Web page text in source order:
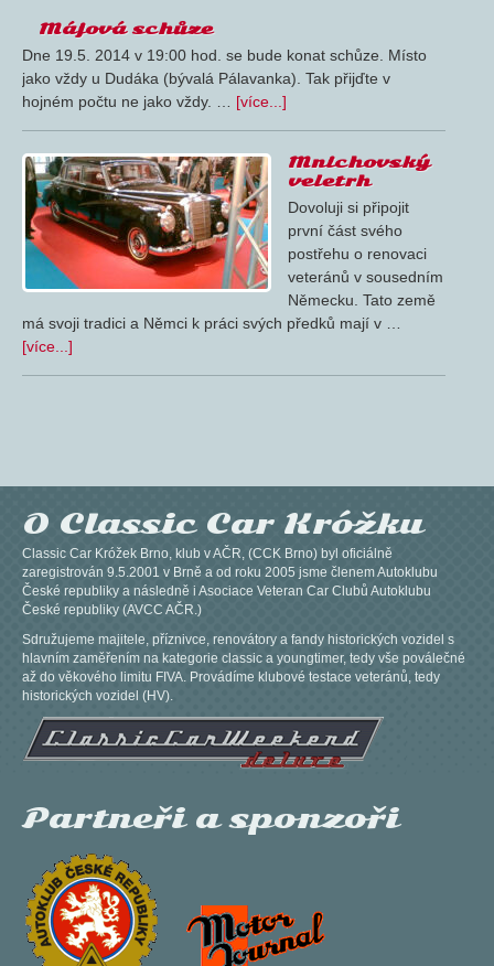
Májová schůze
Dne 19.5. 2014 v 19:00 hod. se bude konat schůze. Místo
jako vždy u Dudáka (bývalá Pálavanka). Tak přijďte v
hojném počtu ne jako vždy. … [více...]
Mnichovský
veletrh
Dovoluji si připojit
první část svého
postřehu o renovaci
veteránů v sousedním
Německu. Tato země
má svoji tradici a Němci k práci svých předků mají v …
[více...]
O Classic Car Króžku
Classic Car Króžek Brno, klub v AČR, (CCK Brno) byl oficiálně
zaregistrován 9.5.2001 v Brně a od roku 2005 jsme členem Autoklubu
České republiky a následně i Asociace Veteran Car Clubů Autoklubu
České republiky (AVCC AČR.)
Sdružujeme majitele, příznivce, renovátory a fandy historických vozidel s
hlavním zaměřením na kategorie classic a youngtimer, tedy vše poválečné
až do věkového limitu FIVA. Provádíme klubové testace veteránů, tedy
historických vozidel (HV).
Partneři a sponzoři